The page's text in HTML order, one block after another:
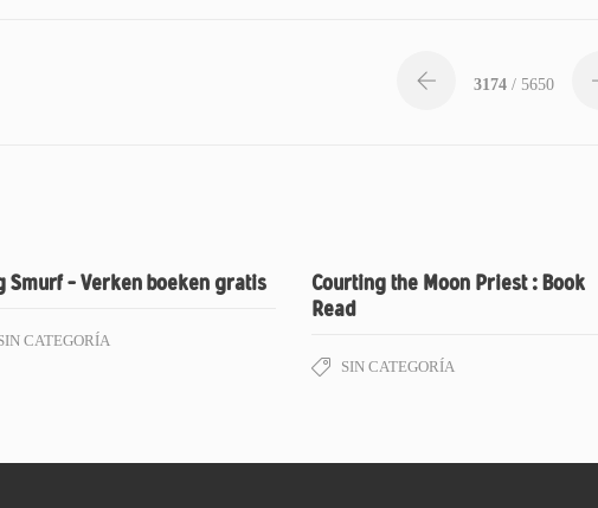
3174 / 5650
Smurf – Verken boeken gratis
CATEGORÍA
Courting the Moon Priest : Book
Read
SIN CATEGORÍA